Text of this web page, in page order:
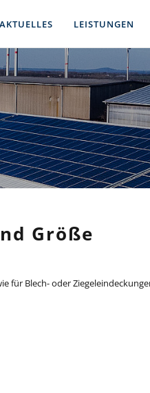
AKTUELLES LEISTUNGEN
Größe
Blech- oder